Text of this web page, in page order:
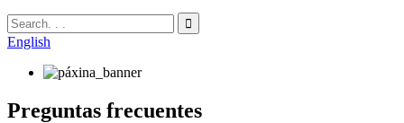
English
Preguntas frecuentes